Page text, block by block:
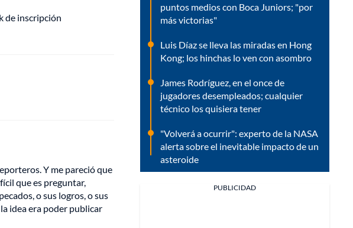
de inscripción
Y me pareció que
que es preguntar,
o sus logros, o sus
idea era poder publicar
puntos medios con Boca Juniors; "por
más victorias"
Luis Díaz se lleva las miradas en Hong
Kong; los hinchas lo ven con asombro
James Rodríguez, en el once de
jugadores desempleados; cualquier
técnico los quisiera tener
"Volverá a ocurrir": experto de la NASA
alerta sobre el inevitable impacto de un
asteroide
PUBLICIDAD